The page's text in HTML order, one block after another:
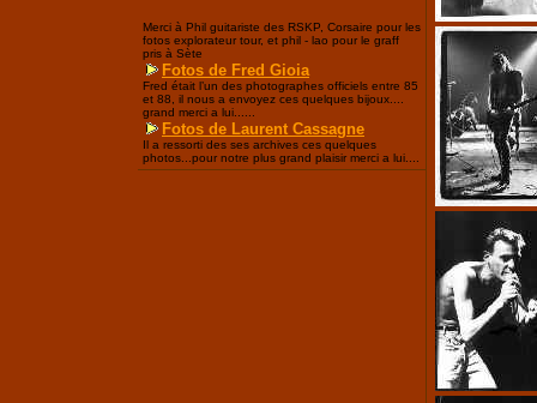
Merci à Phil guitariste des RSKP, Corsaire pour les
fotos explorateur tour, et phil - lao pour le graff
pris à Sète
Fotos de Fred Gioia
Fred était l’un des photographes officiels entre 85
et 88, il nous a envoyez ces quelques bijoux....
grand merci a lui......
Fotos de Laurent Cassagne
Il a ressorti des ses archives ces quelques
photos...pour notre plus grand plaisir merci a lui....